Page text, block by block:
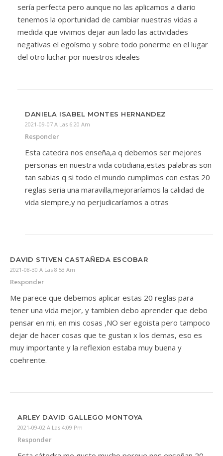
sería perfecta pero aunque no las aplicamos a diario
tenemos la oportunidad de cambiar nuestras vidas a
medida que vivimos dejar aun lado las actividades
negativas el egoísmo y sobre todo ponerme en el lugar
del otro luchar por nuestros ideales
DANIELA ISABEL MONTES HERNANDEZ
2021-09-07 A Las 6:20 Am
Responder
Esta catedra nos enseña,a q debemos ser mejores
personas en nuestra vida cotidiana,estas palabras son
tan sabias q si todo el mundo cumplimos con estas 20
reglas seria una maravilla,mejoraríamos la calidad de
vida siempre,y no perjudicaríamos a otras
DAVID STIVEN CASTAÑEDA ESCOBAR
2021-08-30 A Las 8:53 Am
Responder
Me parece que debemos aplicar estas 20 reglas para
tener una vida mejor, y tambien debo aprender que debo
pensar en mi, en mis cosas ,NO ser egoista pero tampoco
dejar de hacer cosas que te gustan x los demas, eso es
muy importante y la reflexion estaba muy buena y
coehrente.
ARLEY DAVID GALLEGO MONTOYA
2021-09-02 A Las 4:09 Pm
Responder